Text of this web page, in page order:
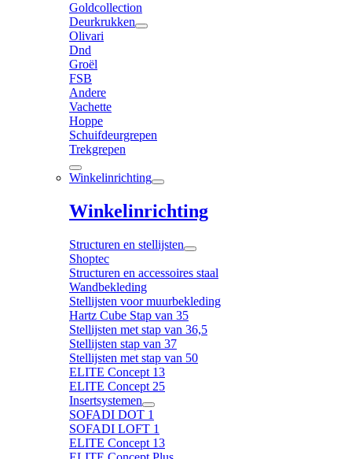
Goldcollection
Deurkrukken
Olivari
Dnd
Groël
FSB
Andere
Vachette
Hoppe
Schuifdeurgrepen
Trekgrepen
Winkelinrichting
Winkelinrichting
Structuren en stellijsten
Shoptec
Structuren en accessoires staal
Wandbekleding
Stellijsten voor muurbekleding
Hartz Cube Stap van 35
Stellijsten met stap van 36,5
Stellijsten stap van 37
Stellijsten met stap van 50
ELITE Concept 13
ELITE Concept 25
Insertsystemen
SOFADI DOT 1
SOFADI LOFT 1
ELITE Concept 13